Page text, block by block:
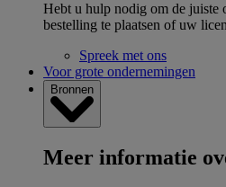
Hebt u hulp nodig om de juiste
bestelling te plaatsen of uw
Spreek met ons
Voor grote ondernemingen
Bronnen
Meer informatie